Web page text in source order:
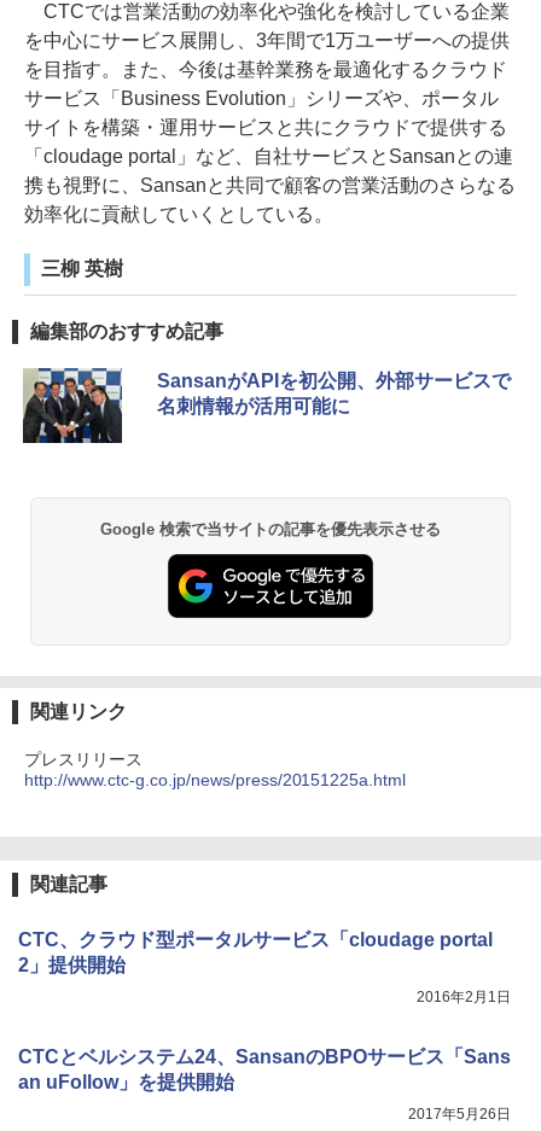
CTCでは営業活動の効率化や強化を検討している企業
を中心にサービス展開し、3年間で1万ユーザーへの提供
を目指す。また、今後は基幹業務を最適化するクラウド
サービス「Business Evolution」シリーズや、ポータル
サイトを構築・運用サービスと共にクラウドで提供する
「cloudage portal」など、自社サービスとSansanとの連
携も視野に、Sansanと共同で顧客の営業活動のさらなる
効率化に貢献していくとしている。
三柳 英樹
編集部のおすすめ記事
SansanがAPIを初公開、外部サービスで
名刺情報が活用可能に
Google 検索で当サイトの記事を優先表示させる
関連リンク
プレスリリース
http://www.ctc-g.co.jp/news/press/20151225a.html
関連記事
CTC、クラウド型ポータルサービス「cloudage portal
2」提供開始
2016年2月1日
CTCとベルシステム24、SansanのBPOサービス「Sans
an uFollow」を提供開始
2017年5月26日